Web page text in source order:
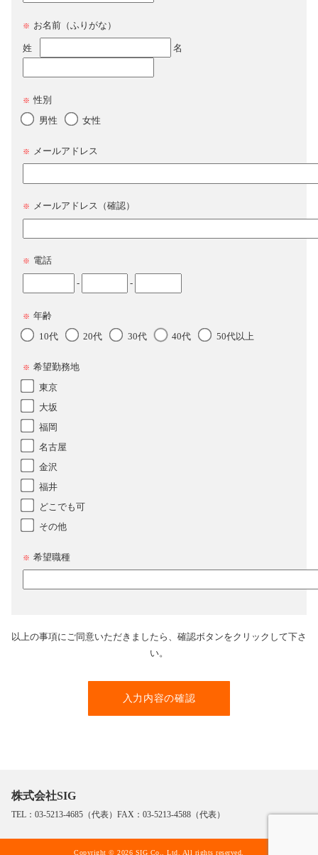
※ お名前（ふりがな）
姓 名
※ 性別
男性
女性
※ メールアドレス
※ メールアドレス（確認）
※ 電話
- -
※ 年齢
10代
20代 30代 40代 50代以上
※ 希望勤務地
東京
大坂
福岡
名古屋
金沢
福井
どこでも可
その他
※ 希望職種
以上の事項にご同意いただきましたら、確認ボタンをクリックして下さ
い。
株式会社SIG
TEL：03-5213-4685（代表）FAX：03-5213-4588（代表）
Copyright © 2026 SIG Co., Ltd. All rights reserved.